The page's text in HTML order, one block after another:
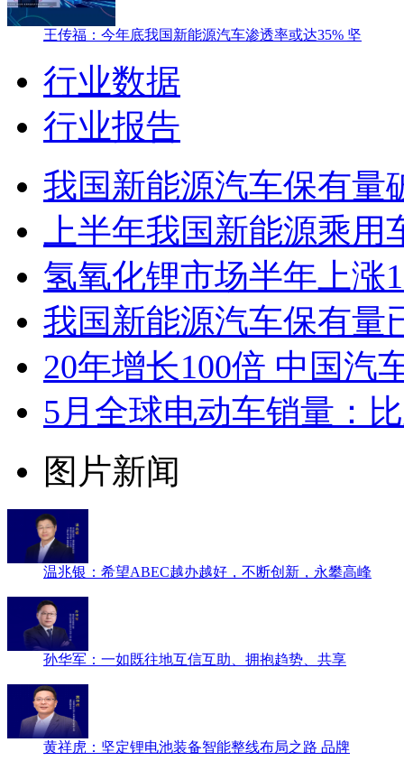
王传福：今年底我国新能源汽车渗透率或达35% 坚
行业数据
行业报告
我国新能源汽车保有量
上半年我国新能源乘
氢氧化锂市场半年上涨
我国新能源汽车保有量
20年增长100倍 中国汽
5月全球电动车销量：
图片新闻
温兆银：希望ABEC越办越好，不断创新，永攀高峰
孙华军：一如既往地互信互助、拥抱趋势、共享
黄祥虎：坚定锂电池装备智能整线布局之路 品牌